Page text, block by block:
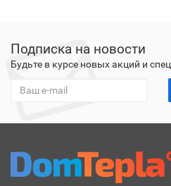
Подписка на новости
Будьте в курсе новых акций и